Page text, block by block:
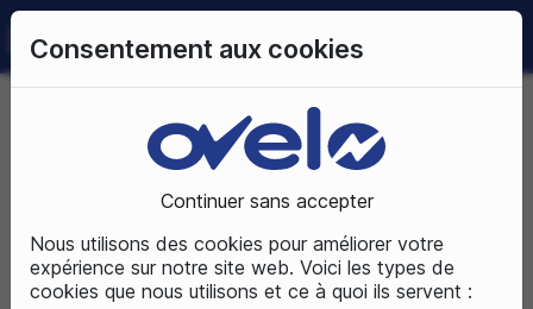
Consentement aux cookies
Continuer sans accepter
Nous utilisons des cookies pour améliorer votre
expérience sur notre site web. Voici les types de
cookies que nous utilisons et ce à quoi ils servent :
09 72 50 25 70 LUNDI AU SAMEDIDE 10H À 19H
Pièces détachées
Partie cycle
PIÈCES DÉTACHÉES